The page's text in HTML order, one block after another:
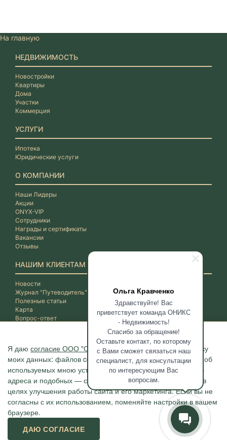
Ольга Кравченко
Здравствуйте! Вас
приветствует команда ОНИКС
- Недвижимость!
Спасибо за обращение!
Оставьте контакт, по которому
с Вами сможет связаться наш
специалист, для консультации
по интересующим Вас
вопросам.
Я даю согласие ООО "ОНИКС-Недвижимость"на обработку
моих данных: файлов cookie, сведений о моих действиях, об
используемых мною устройствах, даты и время сессии, IP-
адреса и подобных — с помощью метрических программ в
целях улучшения работы сайта и его маркетинга. Если вы не
согласны с их использованием, поменяйте настройки в вашем
браузере.
ДАЮ СОГЛАСИЕ
На главную
НЕДВИЖИМОСТЬ
Новостройки
Квартиры
Дома
Участки
Коммерция
УСЛУГИ
Ипотека
Юридические услуги
О КОМПАНИИ
Наши Лидеры
Акции
ONYX-VIP
Сотрудники
Награды и сертификаты
Вакансии
Отзывы
НАШИМ КЛИЕНТАМ
Новости
Журнал "Путеводитель"
Полезные статьи
Карта
Вопрос-ответ
Агентство "ОНИКС", недвижимость в Сочи, квартиры в Сочи
г. Сочи, ул.Навагинская, 3/4 (4 этаж), тел. +7 (862) 296-06-07